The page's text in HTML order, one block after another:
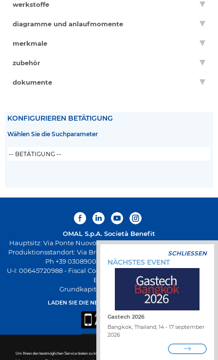
Um Ihnen den bestmöglichen Service bieten zu können, verwendet diese Website Cookies. Für nähere
werkstoffe
diagramme und anlaufmomente
merkmale
zubehör
dokumente
KONFIGURIEREN BETÄTIGUNG
Wählen Sie die Suchparameter
OMAL S.p.A. Società Benefit
Hauptsitz: Via Ponte Nuovo 11, Rodengo Saiano (Brescia) Italien
Produktionsstandort: Via Brognolo 12, Passirano (Brescia) Italien
Ph +39 0308900145 Fax +39 0308900423
U-I: 00645720988 - Fiscal Code: 01661640175 - REA-Registrierung
BS-258271
Grundkapital € 500.000,00 v.e.
LADEN SIE DIE NEUE OMAL-APP HERUNTER
SCHLIESSEN
NÄCHSTES EVENT
Gastech 2026
Bangkok, Thailand, 14 - 17 september
2026